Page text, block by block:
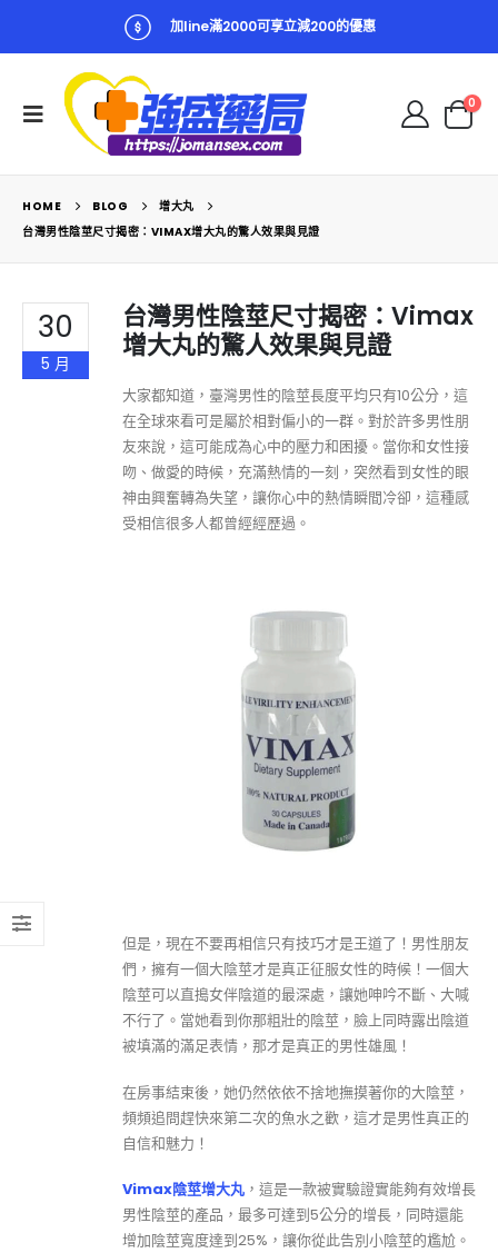
加line滿2000可享立減200的優惠
0
HOME BLOG
增大丸
台灣男性陰莖尺寸揭密：VIMAX增大丸的驚人效果與見證
30
5 月
台灣男性陰莖尺寸揭密：Vimax
增大丸的驚人效果與見證
大家都知道，臺灣男性的陰莖長度平均只有10公分，這
在全球來看可是屬於相對偏小的一群。對於許多男性朋
友來說，這可能成為心中的壓力和困擾。當你和女性接
吻、做愛的時候，充滿熱情的一刻，突然看到女性的眼
神由興奮轉為失望，讓你心中的熱情瞬間冷卻，這種感
受相信很多人都曾經經歷過。
但是，現在不要再相信只有技巧才是王道了！男性朋友
們，擁有一個大陰莖才是真正征服女性的時候！一個大
陰莖可以直搗女伴陰道的最深處，讓她呻吟不斷、大喊
不行了。當她看到你那粗壯的陰莖，臉上同時露出陰道
被填滿的滿足表情，那才是真正的男性雄風！
在房事結束後，她仍然依依不捨地撫摸著你的大陰莖，
頻頻追問趕快來第二次的魚水之歡，這才是男性真正的
自信和魅力！
Vimax陰莖增大丸 ，這是一款被實驗證實能夠有效增長
男性陰莖的產品，最多可達到5公分的增長，同時還能
增加陰莖寬度達到25%，讓你從此告別小陰莖的尷尬。